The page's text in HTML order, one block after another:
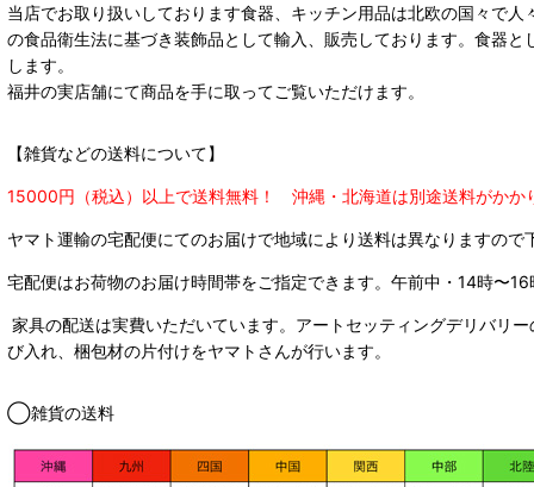
当店でお取り扱いしております食器、キッチン用品は北欧の国々で
の食品衛生法に基づき装飾品として輸入、販売しております。食器
します。
福井の実店舗にて商品を手に取ってご覧いただけます。
【雑貨などの送料について】
15000円（税込）以上で送料無料！ 沖縄・北海道は別途送料がかか
ヤマト運輸の宅配便にてのお届けで地域により送料は異なりますので
宅配便はお荷物のお届け時間帯をご指定できます。 午前中・14時〜
家具の配送は実費いただいています。アートセッティングデリバリ
び入れ、梱包材の片付けをヤマトさんが行います。
◯雑貨の送料